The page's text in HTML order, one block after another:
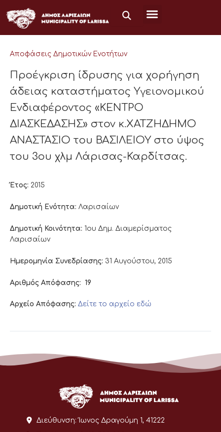
στο
περιεχόμενο
Αποφάσεις Δημοτικών Ενοτήτων
Προέγκριση ίδρυσης για χορήγηση
άδειας καταστήματος Υγειονομικού
Ενδιαφέροντος «KEΝΤΡΟ
ΔΙΑΣΚΕΔΑΣΗΣ» στον κ.ΧΑΤΖΗΔΗΜΟ
ΑΝΑΣΤΑΣΙΟ του ΒΑΣΙΛΕΙΟΥ στο ύψος
του 3ου χλμ Λάρισας-Καρδίτσας.
Έτος: 2015
Δημοτική Ενότητα: Λαρισαίων
Δημοτική Κοινότητα: 1ου Δημ. Διαμερίσματος
Λαρισαίων
Ημερομηνία Συνεδρίασης: 31 Αυγούστου, 2015
Αριθμός Απόφασης: 19
Αρχείο Απόφασης: Δείτε το αρχείο εδώ
Διεύθυνση: Ίωνος Δραγούμη 1, 41222